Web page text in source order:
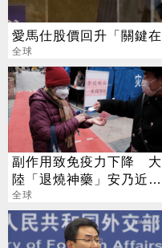
愛馬仕股價回升「關鍵
全球
副作用致免疫力下降 大
陸「退燒神藥」安乃近全
面停售
全球